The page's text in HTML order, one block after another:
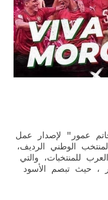
عمور" لإصدار عمل
الوطني الرديف،
للمنتخبات، والتي
، حيث تبصم الأسود